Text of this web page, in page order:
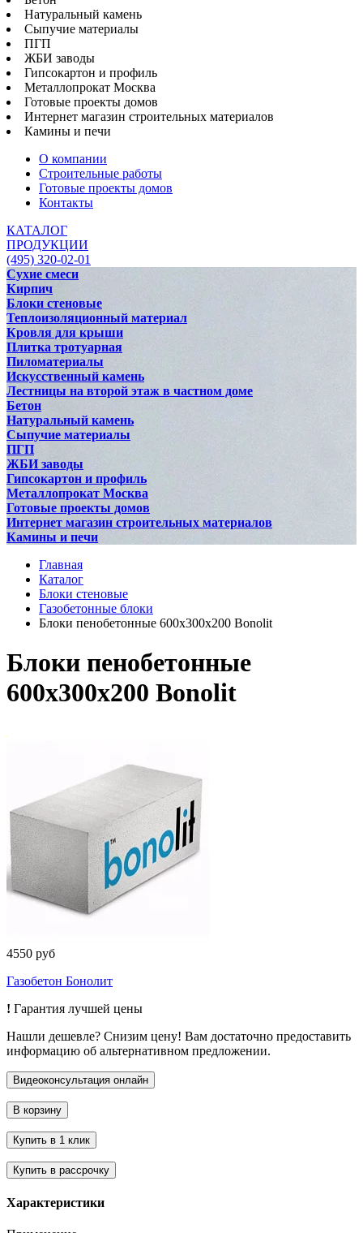
Натуральный камень
Сыпучие материалы
ПГП
ЖБИ заводы
Гипсокартон и профиль
Металлопрокат Москва
Готовые проекты домов
Интернет магазин строительных материалов
Камины и печи
О компании
Строительные работы
Готовые проекты домов
Контакты
КАТАЛОГ
ПРОДУКЦИИ
(495) 320-02-01
Сухие смеси
Кирпич
Блоки стеновые
Теплоизоляционный материал
Кровля для крыши
Плитка тротуарная
Пиломатериалы
Искусственный камень
Лестницы на второй этаж в частном доме
Бетон
Натуральный камень
Сыпучие материалы
ПГП
ЖБИ заводы
Гипсокартон и профиль
Металлопрокат Москва
Готовые проекты домов
Интернет магазин строительных материалов
Камины и печи
Главная
Каталог
Блоки стеновые
Газобетонные блоки
Блоки пенобетонные 600х300х200 Bonolit
Блоки пенобетонные
600х300х200 Bonolit
4550 руб
Газобетон Бонолит
! Гарантия лучшей цены
Нашли дешевле? Снизим цену! Вам достаточно предоставить
информацию об альтернативном предложении.
Характеристики